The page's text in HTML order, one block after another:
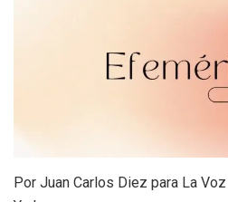
Por Juan Carlos Diez para La